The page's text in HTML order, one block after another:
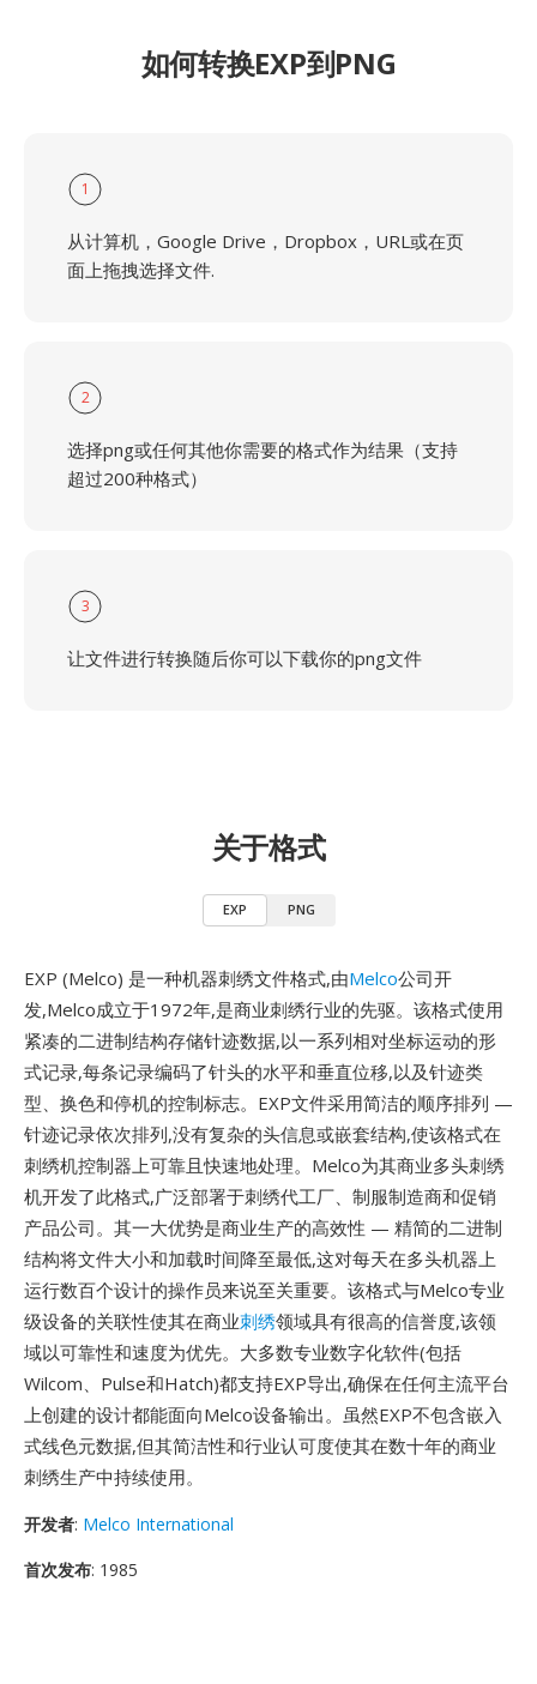
如何转换EXP到PNG
1
从计算机，Google Drive，Dropbox，URL或在页
面上拖拽选择文件.
2
选择png或任何其他你需要的格式作为结果（支持
超过200种格式）
3
让文件进行转换随后你可以下载你的png文件
关于格式
EXP PNG
EXP (Melco) 是一种机器刺绣文件格式,由Melco公司开
发,Melco成立于1972年,是商业刺绣行业的先驱。该格式使用
紧凑的二进制结构存储针迹数据,以一系列相对坐标运动的形
式记录,每条记录编码了针头的水平和垂直位移,以及针迹类
型、换色和停机的控制标志。EXP文件采用简洁的顺序排列 —
针迹记录依次排列,没有复杂的头信息或嵌套结构,使该格式在
刺绣机控制器上可靠且快速地处理。Melco为其商业多头刺绣
机开发了此格式,广泛部署于刺绣代工厂、制服制造商和促销
产品公司。其一大优势是商业生产的高效性 — 精简的二进制
结构将文件大小和加载时间降至最低,这对每天在多头机器上
运行数百个设计的操作员来说至关重要。该格式与Melco专业
级设备的关联性使其在商业刺绣领域具有很高的信誉度,该领
域以可靠性和速度为优先。大多数专业数字化软件(包括
Wilcom、Pulse和Hatch)都支持EXP导出,确保在任何主流平台
上创建的设计都能面向Melco设备输出。虽然EXP不包含嵌入
式线色元数据,但其简洁性和行业认可度使其在数十年的商业
刺绣生产中持续使用。
开发者: Melco International
首次发布: 1985